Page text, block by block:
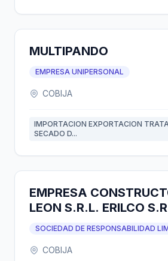
MULTIPANDO
EMPRESA UNIPERSONAL
COBIJA
IMPORTACION EXPORTACION
SECADO D...
EMPRESA
LEON S.R.L. ERILCO
SOCIEDAD DE RESPONSABILIDAD
COBIJA